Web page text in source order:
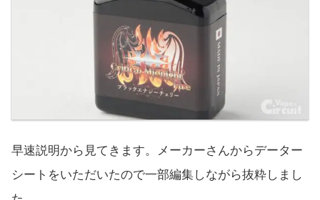
早速説明から見てきます。メーカーさんからデーター
シートをいただいたので一部編集しながら抜粋しまし